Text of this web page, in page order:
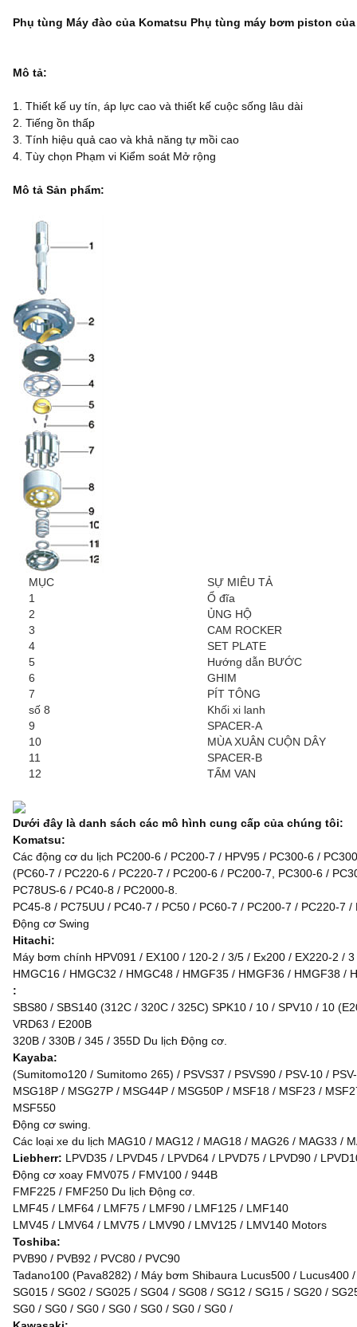
Phụ tùng Máy đào của Komatsu Phụ tùng máy bơm piston của
Mô tả:
1. Thiết kế uy tín, áp lực cao và thiết kế cuộc sống lâu dài
2. Tiếng ồn thấp
3. Tính hiệu quả cao và khả năng tự mồi cao
4. Tùy chọn Phạm vi Kiểm soát Mở rộng
Mô tả Sản phẩm:
MỤC
SỰ MIÊU TẢ
1
Ổ đĩa
2
ỦNG HỘ
3
CAM ROCKER
4
SET PLATE
5
Hướng dẫn BƯỚC
6
GHIM
7
PÍT TÔNG
số 8
Khối xi lanh
9
SPACER-A
10
MÙA XUÂN CUỘN DÂY
11
SPACER-B
12
TẤM VAN
Dưới đây là danh sách các mô hình cung cấp của chúng tôi:
Komatsu:
Các động cơ du lịch PC200-6 / PC200-7 / HPV95 / PC300-6 /
(PC60-7 / PC220-6 / PC220-7 / PC200-6 / PC200-7, PC300-6 /
PC78US-6 / PC40-8 / PC2000-8.
PC45-8 / PC75UU / PC40-7 / PC50 / PC60-7 / PC200-7 / PC220-7
Động cơ Swing
Hitachi:
Máy bơm chính HPV091 / EX100 / 120-2 / 3/5 / Ex200 / EX220-2 /
HMGC16 / HMGC32 / HMGC48 / HMGF35 / HMGF36 / HMGF38 /
:
SBS80 / SBS140 (312C / 320C / 325C) SPK10 / 10 / SPV10 / 10
VRD63 / E200B
320B / 330B / 345 / 355D Du lịch Động cơ.
Kayaba:
(Sumitomo120 / Sumitomo 265) / PSVS37 / PSVS90 / PSV-10 /
MSG18P / MSG27P / MSG44P / MSG50P / MSF18 / MSF23 /
MSF550
Động cơ swing.
Các loại xe du lịch MAG10 / MAG12 / MAG18 / MAG26 / MAG33 /
Liebherr: LPVD35 / LPVD45 / LPVD64 / LPVD75 / LPVD90 /
Động cơ xoay FMV075 / FMV100 / 944B
FMF225 / FMF250 Du lịch Động cơ.
LMF45 / LMF64 / LMF75 / LMF90 / LMF125 / LMF140
LMV45 / LMV64 / LMV75 / LMV90 / LMV125 / LMV140 Motors
Toshiba:
PVB90 / PVB92 / PVC80 / PVC90
Tadano100 (Pava8282) / Máy bơm Shibaura Lucus500 / Lucus400
SG015 / SG02 / SG025 / SG04 / SG08 / SG12 / SG15 / SG20 /
SG0 / SG0 / SG0 / SG0 / SG0 / SG0 / SG0 /